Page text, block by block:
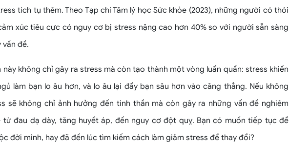
tích tụ thêm. Theo Tạp chí Tâm lý học Sức khỏe (2023), những người có thói
xúc tiêu cực có nguy cơ bị stress nặng cao hơn 40% so với người sẵn sàng
vấn đề.
này không chỉ gây ra stress mà còn tạo thành một vòng luẩn quẩn: stress khiến
làm bạn lo âu hơn, và lo âu lại đẩy bạn sâu hơn vào căng thẳng. Nếu không
sẽ không chỉ ảnh hưởng đến tinh thần mà còn gây ra những vấn đề nghiêm
đau dạ dày, tăng huyết áp, đến nguy cơ đột quỵ. Bạn có muốn tiếp tục để
đời mình, hay đã đến lúc tìm kiếm cách làm giảm stress để thay đổi?